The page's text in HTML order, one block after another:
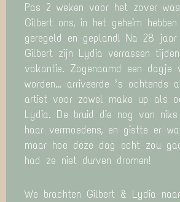
Pas 2 weken voor het zover was
Gilbert ons, in het geheim
geregeld en gepland! Na 28
Gilbert zijn Lydia verrassen
vakantie. Zogenaamd een dagje
worden… arriveerde ’s ochtends
artist voor zowel make up als
Lydia. De bruid die nog van
haar vermoedens, en gistte er
maar hoe deze dag echt zou
had ze niet durven dromen!
We brachten Gilbert & Lydia